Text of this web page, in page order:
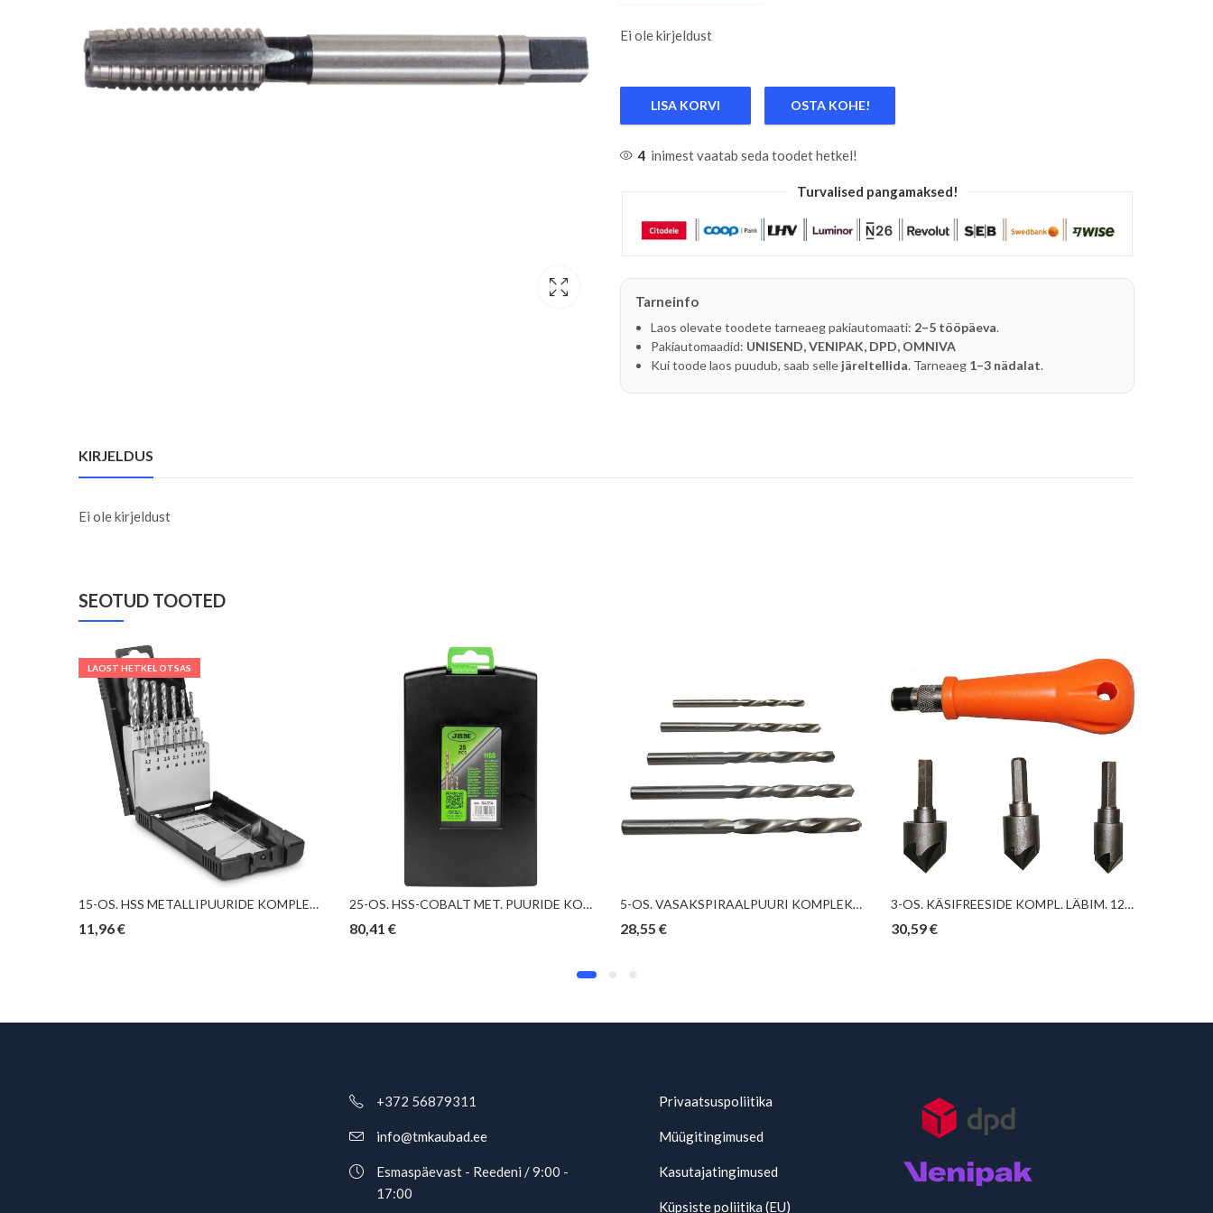
Ei ole kirjeldust
LISA KORVI OSTA KOHE!
4 inimest vaatab seda toodet hetkel!
Turvalised pangamaksed!
Tarneinfo
Laos olevate toodete tarneaeg pakiautomaati: 2–5 tööpäeva.
Pakiautomaadid: UNISEND, VENIPAK, DPD, OMNIVA
Kui toode laos puudub, saab selle järeltellida. Tarneaeg 1–3 nädalat.
KIRJELDUS
Ei ole kirjeldust
SEOTUD TOOTED
LAOST HETKEL OTSAS
15-OS. HSS METALLIPUURIDE KOMPLEKT TROTEC
11,96€
25-OS. HSS-COBALT MET. PUURIDE KOMPL. “COBALT 25” 1,0-13,0MM JBM*
80,41 €
5-OS. VASAKSPIRAALPUURI KOMPLEKT TRIUMF
28,55 €
3-OS. KÄSIFREESIDE KOMPL. LÄBIM. 12, 16, 19MM TRIUMF
30,59€
+372 56879311
info@tmkaubad.ee
Esmaspäevast - Reedeni / 9:00 -
17:00
Privaatsuspoliitika
Müügitingimused
Kasutajatingimused
Küpsiste poliitika (EU)